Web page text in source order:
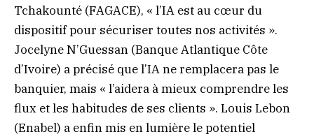
Tchakounté (FAGACE), « l’IA est au cœur du
dispositif pour sécuriser toutes nos activités ».
Jocelyne N’Guessan (Banque Atlantique Côte
d’Ivoire) a précisé que l’IA ne remplacera pas le
banquier, mais « l’aidera à mieux comprendre les
flux et les habitudes de ses clients ». Louis Lebon
(Enabel) a enfin mis en lumière le potentiel